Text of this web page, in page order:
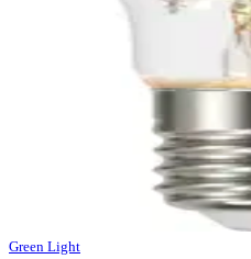
Green Light